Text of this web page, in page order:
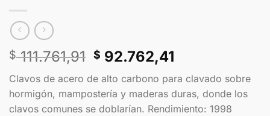
$111.761,91 $ 92.762,41
Clavos de acero de alto carbono para clavado sobre
hormigón, mampostería y maderas duras, donde los
clavos comunes se doblarían. Rendimiento: 1998